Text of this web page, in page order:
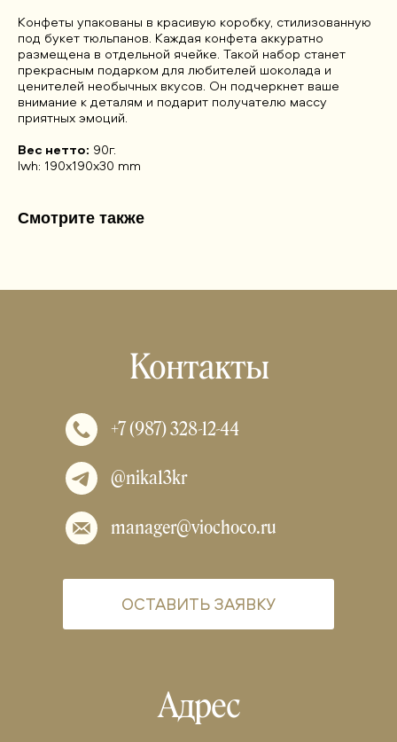
Конфеты упакованы в красивую коробку, стилизованную
под букет тюльпанов. Каждая конфета аккуратно
размещена в отдельной ячейке. Такой набор станет
прекрасным подарком для любителей шоколада и
ценителей необычных вкусов. Он подчеркнет ваше
внимание к деталям и подарит получателю массу
приятных эмоций.
Вес нетто: 90г.
lwh: 190x190x30 mm
Смотрите также
Контакты
Адрес
+7 (987) 328-12-44
@nika13kr
manager@viochoco.ru
ОСТАВИТЬ ЗАЯВКУ